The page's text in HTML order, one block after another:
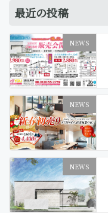
最近の投稿
NEWS
NEWS
NEWS